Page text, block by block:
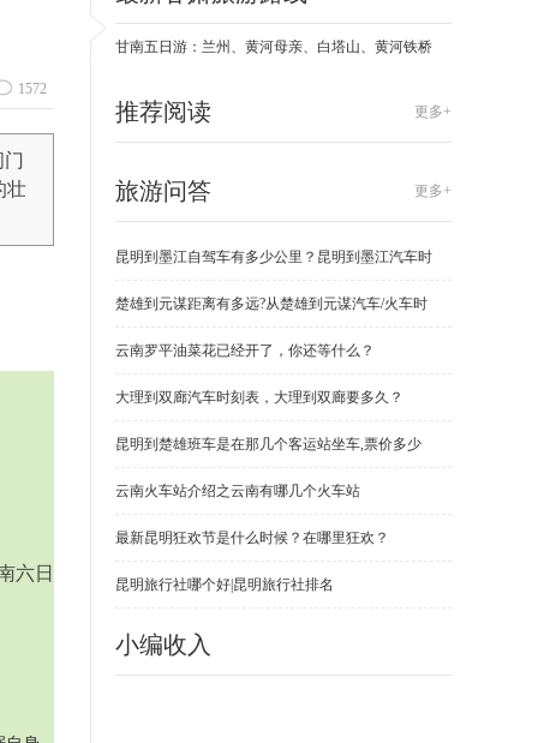
1572
壮
六日
甘南五日游：兰州、黄河母亲、白塔山、黄河铁桥
推荐阅读 更多+
旅游问答 更多+
昆明到墨江自驾车有多少公里？昆明到墨江汽车时
楚雄到元谋距离有多远?从楚雄到元谋汽车/火车时
云南罗平油菜花已经开了，你还等什么？
大理到双廊汽车时刻表，大理到双廊要多久？
昆明到楚雄班车是在那几个客运站坐车,票价多少
云南火车站介绍之云南有哪几个火车站
最新昆明狂欢节是什么时候？在哪里狂欢？
昆明旅行社哪个好|昆明旅行社排名
小编收入